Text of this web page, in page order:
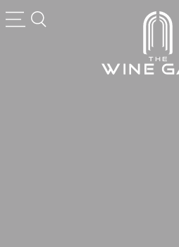
The Wine Gate